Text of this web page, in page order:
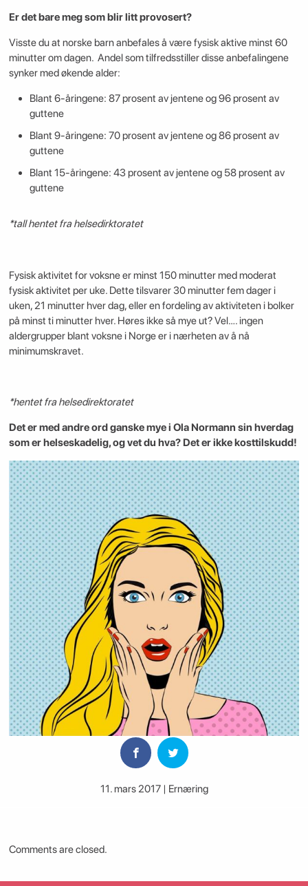
Er det bare meg som blir litt provosert?
Visste du at norske barn anbefales å være fysisk aktive minst 60
minutter om dagen. Andel som tilfredsstiller disse anbefalingene
synker med økende alder:
Blant 6-åringene: 87 prosent av jentene og 96 prosent av
guttene
Blant 9-åringene: 70 prosent av jentene og 86 prosent av
guttene
Blant 15-åringene: 43 prosent av jentene og 58 prosent av
guttene
*tall hentet fra helsedirktoratet
Fysisk aktivitet for voksne er minst 150 minutter med moderat
fysisk aktivitet per uke. Dette tilsvarer 30 minutter fem dager i
uken, 21 minutter hver dag, eller en fordeling av aktiviteten i bolker
på minst ti minutter hver. Høres ikke så mye ut? Vel…. ingen
aldergrupper blant voksne i Norge er i nærheten av å nå
minimumskravet.
*hentet fra helsedirektoratet
Det er med andre ord ganske mye i Ola Normann sin hverdag
som er helseskadelig, og vet du hva? Det er ikke kosttilskudd!
11. mars 2017 | Ernæring
Comments are closed.